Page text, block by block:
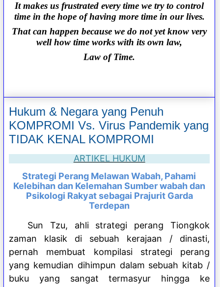
It makes us frustrated every time we try to control
time in the hope of having more time in our lives.
That can happen because we do not yet know very
well how time works with its own law,
Law of Time.
Hukum & Negara yang Penuh
KOMPROMI Vs. Virus Pandemik yang
TIDAK KENAL KOMPROMI
ARTIKEL HUKUM
Strategi Perang Melawan Wabah, Pahami
Kelebihan dan Kelemahan Sumber wabah dan
Psikologi Rakyat sebagai Prajurit Garda
Terdepan
Sun Tzu, ahli strategi perang Tiongkok
zaman klasik di sebuah kerajaan / dinasti,
pernah membuat kompilasi strategi perang
yang kemudian dihimpun dalam sebuah kitab /
buku yang sangat termasyur hingga ke